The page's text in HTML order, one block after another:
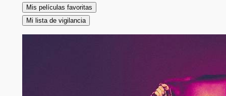
Mis películas favoritas
Mi lista de vigilancia